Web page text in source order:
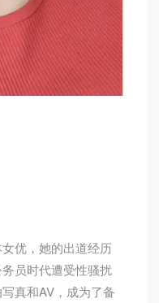
优，她的出道经历
员时代遭受性骚扰
真和AV，成为了备